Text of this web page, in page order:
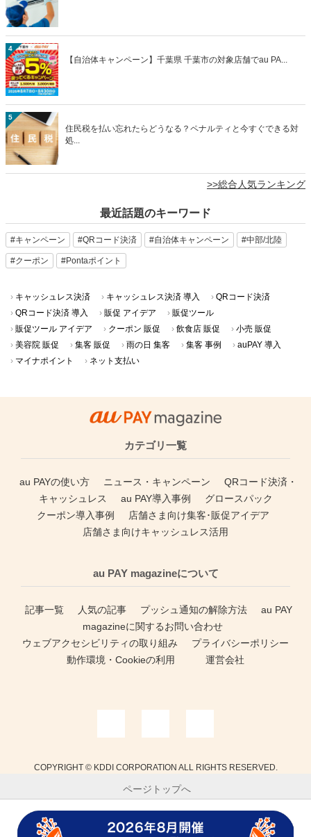
4
【自治体キャンペーン】千葉県 千葉市の対象店舗でau PA...
5
住民税を払い忘れたらどうなる？ペナルティと今すぐできる対
処...
>>総合人気ランキング
最近話題のキーワード
#キャンペーン #QRコード決済 #自治体キャンペーン #中部/北陸
#クーポン #Pontaポイント
キャッシュレス決済 キャッシュレス決済 導入
QRコード決済
QRコード決済 導入
販促 アイデア
販促ツール
販促ツール アイデア
クーポン 販促 飲食店 販促
小売 販促
美容院 販促
集客 販促 雨の日 集客 集客 事例
auPAY 導入
マイナポイント
ネット支払い
カテゴリ一覧
au PAYの使い方 ニュース・キャンペーン
QRコード決済・
キャッシュレス
au PAY導入事例
グロースパック
クーポン導入事例
店舗さま向け集客･販促アイデア
店舗さま向けキャッシュレス活用
au PAY magazineについて
記事一覧 人気の記事 プッシュ通知の解除方法
au PAY
magazineに関するお問い合わせ
ウェブアクセシビリティの取り組み
プライバシーポリシー
動作環境・Cookieの利用
運営会社
COPYRIGHT © KDDI CORPORATION ALL RIGHTS RESERVED.
ページトップへ